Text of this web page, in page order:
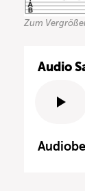
Zum
Audio